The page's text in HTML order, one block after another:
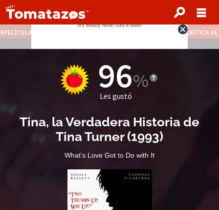
PELÍCULAS STREAMING GRATIS CRÍTICA
96
Les gustó
Tina, la Verdadera Historia de
Tina Turner(1993)
What's Love Got to Do with It